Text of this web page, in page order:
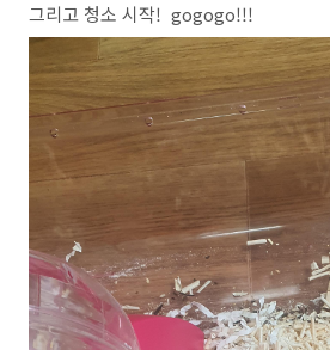
그리고 청소 시작! gogogo!!!